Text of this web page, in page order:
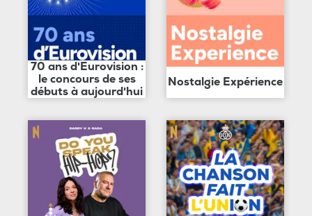
70 ans d'Eurovision :
le concours de ses
débuts à aujourd'hui
Nostalgie Expérience